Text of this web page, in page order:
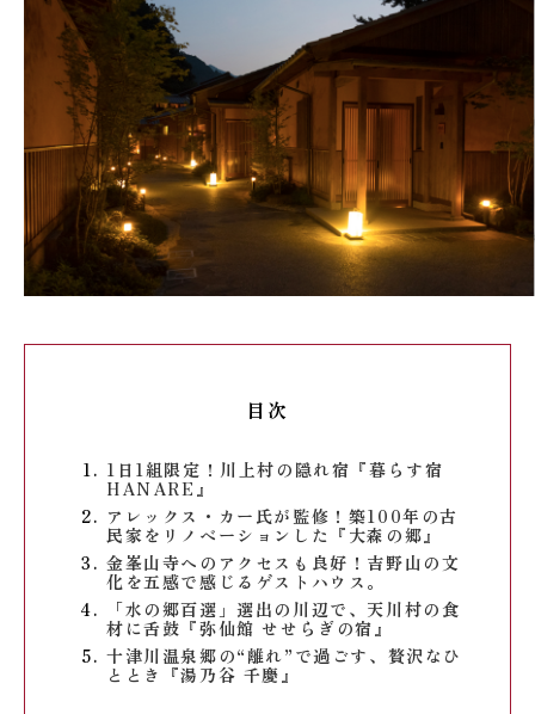
目次
1日1組限定！川上村の隠れ宿『暮らす宿
HANARE』
アレックス・カー氏が監修！築100年の古
民家をリノベーションした『大森の郷』
金峯山寺へのアクセスも良好！吉野山の文
化を五感で感じるゲストハウス。
「水の郷百選」選出の川辺で、天川村の食
材に舌鼓『弥仙館 せせらぎの宿』
十津川温泉郷の“離れ”で過ごす、贅沢なひ
ととき『湯乃谷 千慶』